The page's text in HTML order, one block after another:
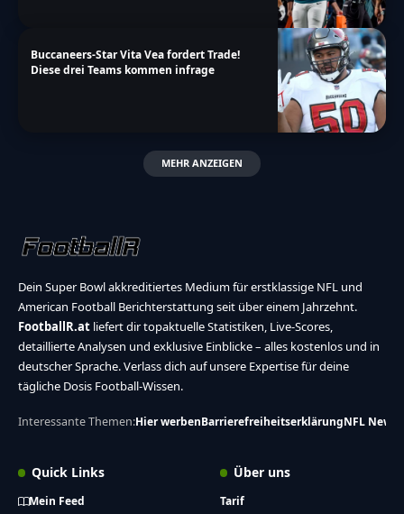
Buccaneers-Star Vita Vea fordert Trade!
Diese drei Teams kommen infrage
MEHR ANZEIGEN
Dein Super Bowl akkreditiertes Medium für erstklassige NFL und
American Football Berichterstattung seit über einem Jahrzehnt.
FootballR.at liefert dir topaktuelle Statistiken, Live-Scores,
detaillierte Analysen und exklusive Einblicke – alles kostenlos und in
deutscher Sprache. Verlass dich auf unsere Expertise für deine
tägliche Dosis Football-Wissen.
Interessante Themen:Hier werbenBarrierefreiheitserklärungNFL News
Quick Links
Mein Feed
Über uns
Tarif